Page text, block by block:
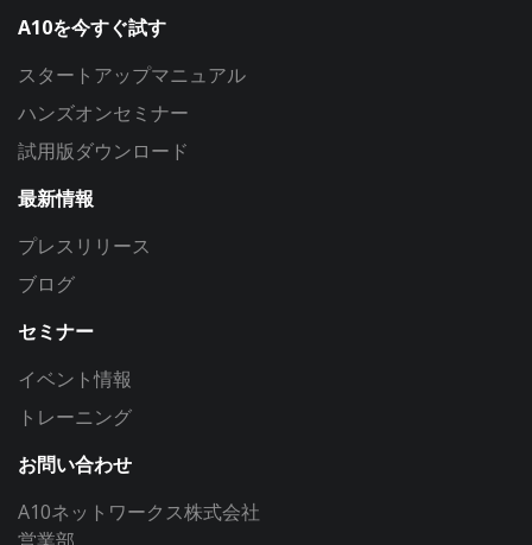
A10を今すぐ試す
スタートアップマニュアル
ハンズオンセミナー
試用版ダウンロード
最新情報
プレスリリース
ブログ
セミナー
イベント情報
トレーニング
お問い合わせ
A10ネットワークス株式会社